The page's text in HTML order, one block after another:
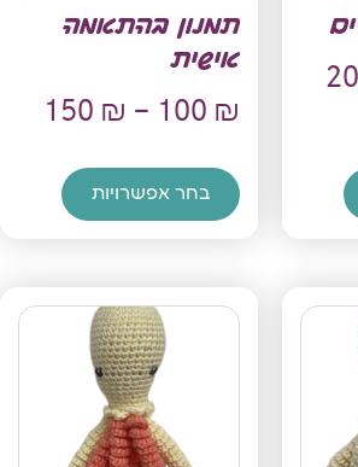
תמנון בהתאמה
אישית
100 ₪
–
150 ₪
בחר אפשרויות